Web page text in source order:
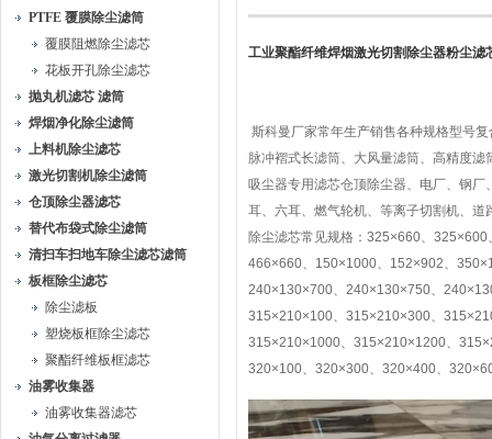
PTFE 覆膜除尘滤筒
覆膜阻燃除尘滤芯
花板开孔除尘滤芯
抛丸机滤芯 滤筒
焊烟净化除尘滤筒
上料机除尘滤芯
激光切割机除尘滤筒
仓顶除尘器滤芯
替代布袋式除尘滤筒
清扫车扫地车除尘滤芯滤筒
板框除尘滤芯
除尘滤板
塑烧板框除尘滤芯
聚酯纤维板框滤芯
油雾收集器
油雾收集器滤芯
工业聚酯纤维焊烟激光切割除尘器粉尘滤
斯科曼厂家常年生产销售各种规格型号
脉冲褶式长滤筒、大风量滤筒、高精度
吸尘器专用滤芯仓顶除尘器、电厂、钢
耳、六耳、燃气轮机、等离子切割机、
除尘滤芯常见规格：325×660、
466×660、150×1000、152×902、
240×130×700、240×130×750、
315×210×100、315×210×300、
315×210×1000、315×210×1200、
320×100、320×300、320×400、